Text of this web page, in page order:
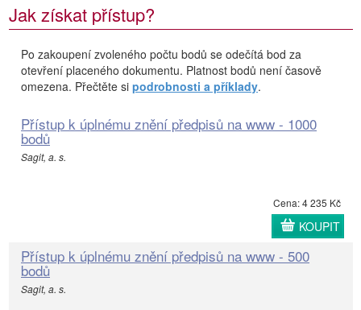
Jak získat přístup?
Po zakoupení zvoleného počtu bodů se odečítá bod za
otevření placeného dokumentu. Platnost bodů není časově
omezena. Přečtěte si podrobnosti a příklady.
Přístup k úplnému znění předpisů na www - 1000
bodů
Sagit, a. s.
Cena: 4 235 Kč
KOUPIT
Přístup k úplnému znění předpisů na www - 500
bodů
Sagit, a. s.